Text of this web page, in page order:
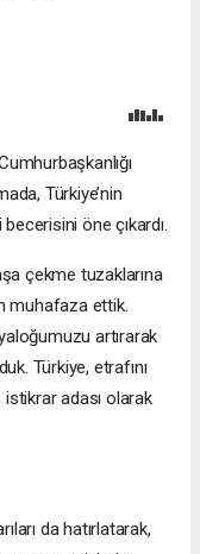
Türkiye’nin
öne çıkardı.
çekme tuzaklarına
muhafaza ettik.
artırarak
Türkiye, etrafını
adası olarak
da hatırlatarak,